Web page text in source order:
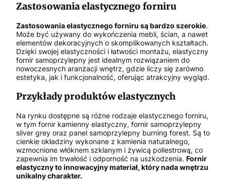
Zastosowania elastycznego forniru
Zastosowania elastycznego forniru są bardzo szerokie.
Może być używany do wykończenia mebli, ścian, a nawet
elementów dekoracyjnych o skomplikowanych kształtach.
Dzięki swojej elastyczności i łatwości montażu, elastyczny
fornir samoprzylepny jest idealnym rozwiązaniem do
nowoczesnych aranżacji wnętrz, gdzie liczy się zarówno
estetyka, jak i funkcjonalność, oferując atrakcyjny wygląd.
Przykłady produktów elastycznych
Na rynku dostępne są różne rodzaje elastycznego forniru,
w tym fornir kamienny elastyczny, fornir samoprzylepny
silver grey oraz panel samoprzylepny burning forest. Są to
cienkie okładziny wykonane z kamienia naturalnego,
wzmocnione włóknem szklanym i żywicą poliestrową, co
zapewnia im trwałość i odporność na uszkodzenia. Fornir
elastyczny to innowacyjny materiał, który nada wnętrzu
unikalny charakter.